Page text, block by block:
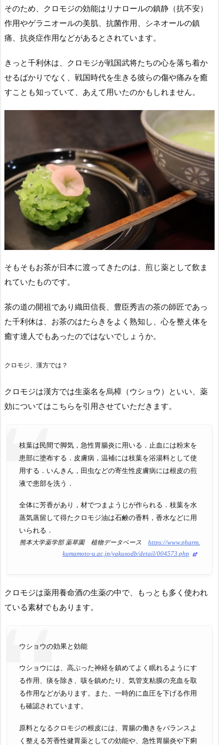
そのため、クロモジの効能はリナロールの鎮静（抗不安）
作用やゲラニオールの美肌、抗菌作用、シネオールの鎮
痛、抗炎症作用などがあるとされています。
きっと千利休は、クロモジが戦国武将たちの心を落ち着か
せるばかりでなく、戦国時代を生きる彼らの傷や痛みを癒
すことも知っていて、あえて用いたのかもしれません。
そもそもお茶が日本に渡ってきたのは、煎じ薬として飲ま
れていたものです。
茶の道の開祖であり織田信長、豊臣秀吉の茶の師匠であっ
た千利休は、お茶のはたらきをよく熟知し、心を整え体を
癒す達人でもあったのではないでしょうか。
クロモジ、漢方では？
クロモジは漢方では生薬名を烏樟（ウショウ）といい、薬
効についてはこちらを引用させていただきます。
枝葉は民間で脚気，急性胃腸炎に用いる．止血には粉末を
患部に塗布する．皮膚病，温補には枝葉を浴湯料として使
用する．いんきん，田虫などの寄生性皮膚病には根皮の煎
液で患部を洗う．
全体に芳香があり，材でつまようじが作られる．枝葉を水
蒸気蒸留して得たクロモジ油は石鹸の香料，香水などに用
いられる．
熊本大学薬学部 薬草園 植物データベース https://www.pharm.
kumamoto-u.ac.jp/yakusodb/detail/004573.php
クロモジは薬用養命酒の生薬の中で、もっとも多く使われ
ている素材でもあります。
ウショウの効果と効能
ウショウには、高ぶった神経を鎮めてよく眠れるようにす
る作用、痰を除き、咳を鎮めたり、気管支粘膜の充血を取
る作用などがあります。また、一時的に血圧を下げる作用
も確認されています。
原料となるクロモジの根皮には、胃腸の働きをバランスよ
く整える芳香性健胃薬としての効能や、急性胃腸炎や下痢